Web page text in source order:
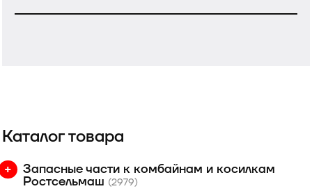
Каталог товара
Запасные части к комбайнам и косилкам
Ростсельмаш (2979)